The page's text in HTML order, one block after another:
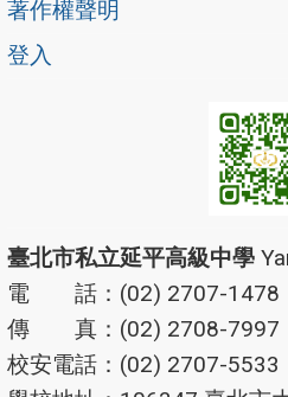
著作權聲明
登入
臺北市私立延平高級中學
電 話：(02) 2707-1478
傳 真：(02) 2708-7997
校安電話：(02) 2707-5533